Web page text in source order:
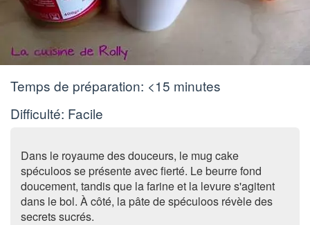
Temps de préparation: <15 minutes
Difficulté: Facile
Dans le royaume des douceurs, le mug cake
spéculoos se présente avec fierté. Le beurre fond
doucement, tandis que la farine et la levure s'agitent
dans le bol. À côté, la pâte de spéculoos révèle des
secrets sucrés.